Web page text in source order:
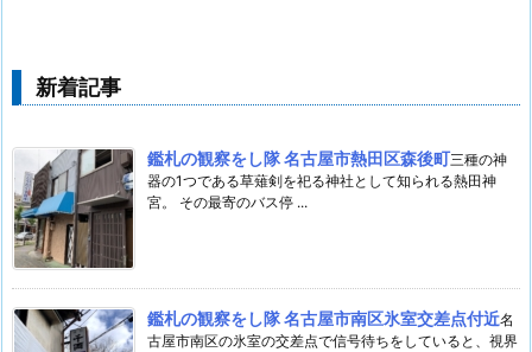
新着記事
鑑札の観察をし隊 名古屋市熱田区森後町三種の神
器の1つである草薙剣を祀る神社として知られる熱田神
宮。 その最寄のバス停 ...
鑑札の観察をし隊 名古屋市南区氷室交差点付近名
古屋市南区の氷室の交差点で信号待ちをしていると、視界